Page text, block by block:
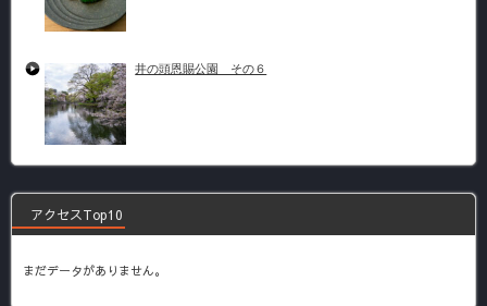
井の頭恩賜公園 その６
アクセスTop10
まだデータがありません。